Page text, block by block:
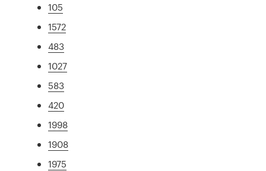
105
1572
483
1027
583
420
1998
1908
1975